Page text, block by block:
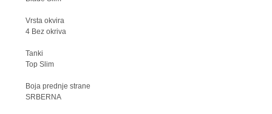
Vrsta okvira
4 Bez okriva
Tanki
Top Slim
Boja prednje strane
SRBERNA